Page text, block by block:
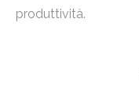
produttività.